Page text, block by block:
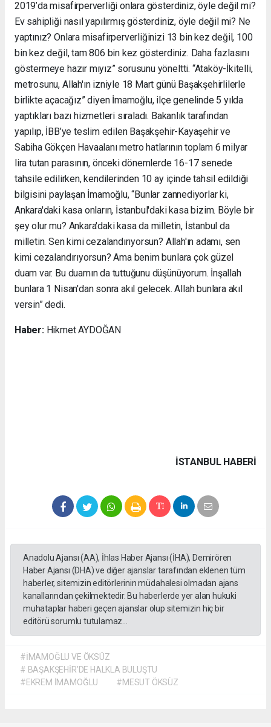
2019’da misafirperverliği onlara gösterdiniz, öyle değil mi?
Ev sahipliği nasıl yapılırmış gösterdiniz, öyle değil mi? Ne
yaptınız? Onlara misafirperverliğinizi 13 bin kez değil, 100
bin kez değil, tam 806 bin kez gösterdiniz. Daha fazlasını
göstermeye hazır mıyız” sorusunu yöneltti. “Ataköy-İkitelli,
metrosunu, Allah'ın izniyle 18 Mart günü Başakşehirlilerle
birlikte açacağız” diyen İmamoğlu, ilçe genelinde 5 yılda
yaptıkları bazı hizmetleri sıraladı. Bakanlık tarafından
yapılıp, İBB’ye teslim edilen Başakşehir-Kayaşehir ve
Sabiha Gökçen Havaalanı metro hatlarının toplam 6 milyar
lira tutan parasının, önceki dönemlerde 16-17 senede
tahsile edilirken, kendilerinden 10 ay içinde tahsil edildiği
bilgisini paylaşan İmamoğlu, “Bunlar zannediyorlar ki,
Ankara'daki kasa onların, İstanbul'daki kasa bizim. Böyle bir
şey olur mu? Ankara'daki kasa da milletin, İstanbul da
milletin. Sen kimi cezalandırıyorsun? Allah'ın adamı, sen
kimi cezalandırıyorsun? Ama benim bunlara çok güzel
duam var. Bu duamın da tuttuğunu düşünüyorum. İnşallah
bunlara 1 Nisan'dan sonra akıl gelecek. Allah bunlara akıl
versin” dedi.
Haber:Hikmet AYDOĞAN
İSTANBUL HABERİ
Anadolu Ajansı (AA), İhlas Haber Ajansı (İHA), Demirören
Haber Ajansı (DHA) ve diğer ajanslar tarafından eklenen tüm
haberler, sitemizin editörlerinin müdahalesi olmadan ajans
kanallarından çekilmektedir. Bu haberlerde yer alan hukuki
muhataplar haberi geçen ajanslar olup sitemizin hiç bir
editörü sorumlu tutulamaz...
#İMAMOĞLU VE ÖKSÜZ
# BAŞAKŞEHİR’DE HALKLA BULUŞTU
#EKREM İMAMOĞLU
#MESUT ÖKSÜZ